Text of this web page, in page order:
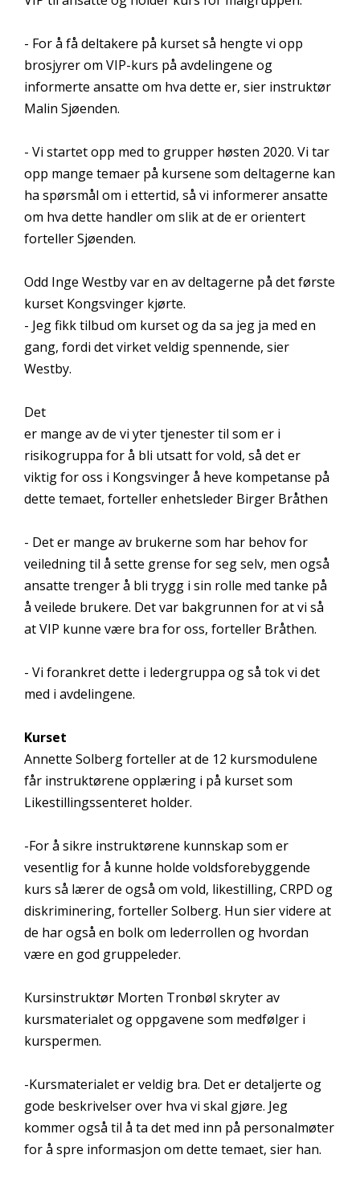
- For å få deltakere på kurset så hengte vi opp
brosjyrer om VIP-kurs på avdelingene og
informerte ansatte om hva dette er, sier instruktør
Malin Sjøenden.
- Vi startet opp med to grupper høsten 2020. Vi tar
opp mange temaer på kursene som deltagerne kan
ha spørsmål om i ettertid, så vi informerer ansatte
om hva dette handler om slik at de er orientert
forteller Sjøenden.
Odd Inge Westby var en av deltagerne på det første
kurset Kongsvinger kjørte.
- Jeg fikk tilbud om kurset og da sa jeg ja med en
gang, fordi det virket veldig spennende, sier
Westby.
Det
er mange av de vi yter tjenester til som er i
risikogruppa for å bli utsatt for vold, så det er
viktig for oss i Kongsvinger å heve kompetanse på
dette temaet, forteller enhetsleder Birger Bråthen
- Det er mange av brukerne som har behov for
veiledning til å sette grense for seg selv, men også
ansatte trenger å bli trygg i sin rolle med tanke på
å veilede brukere. Det var bakgrunnen for at vi så
at VIP kunne være bra for oss, forteller Bråthen.
- Vi forankret dette i ledergruppa og så tok vi det
med i avdelingene.
Kurset
Annette Solberg forteller at de 12 kursmodulene
får instruktørene opplæring i på kurset som
Likestillingssenteret holder.
-For å sikre instruktørene kunnskap som er
vesentlig for å kunne holde voldsforebyggende
kurs så lærer de også om vold, likestilling, CRPD og
diskriminering, forteller Solberg. Hun sier videre at
de har også en bolk om lederrollen og hvordan
være en god gruppeleder.
Kursinstruktør Morten Tronbøl skryter av
kursmaterialet og oppgavene som medfølger i
kurspermen.
-Kursmaterialet er veldig bra. Det er detaljerte og
gode beskrivelser over hva vi skal gjøre. Jeg
kommer også til å ta det med inn på personalmøter
for å spre informasjon om dette temaet, sier han.